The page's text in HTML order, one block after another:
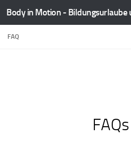
Zum Inhalt springen
Body in Motion - Bildungsurlaube
FAQ
FAQs